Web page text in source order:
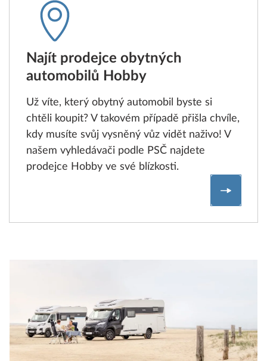
Najít prodejce obytných
automobilů Hobby
Už víte, který obytný automobil byste si
chtěli koupit? V takovém případě přišla chvíle,
kdy musíte svůj vysněný vůz vidět naživo! V
našem vyhledávači podle PSČ najdete
prodejce Hobby ve své blízkosti.
Najít